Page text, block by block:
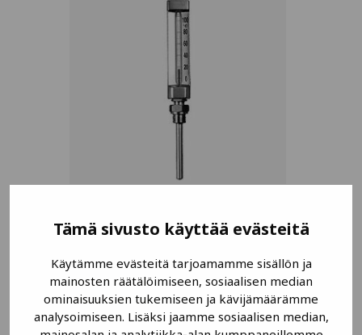
Tämä sivusto käyttää evästeitä
Käytämme evästeitä tarjoamamme sisällön ja
mainosten räätälöimiseen, sosiaalisen median
ominaisuuksien tukemiseen ja kävijämäärämme
analysoimiseen. Lisäksi jaamme sosiaalisen median,
Paikallislämpötilaosoitin
LUE LISÄÄ